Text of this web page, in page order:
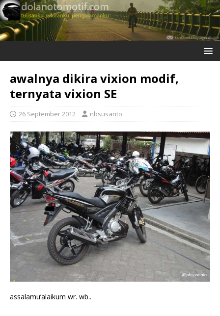
awalnya dikira vixion modif,
ternyata vixion SE
26 September 2012 nbsusanto
assalamu’alaikum wr. wb..